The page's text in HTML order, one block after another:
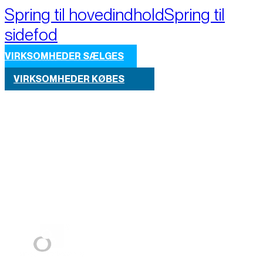
Spring til hovedindholdSpring til
sidefod
VIRKSOMHEDER SÆLGES
VIRKSOMHEDER KØBES